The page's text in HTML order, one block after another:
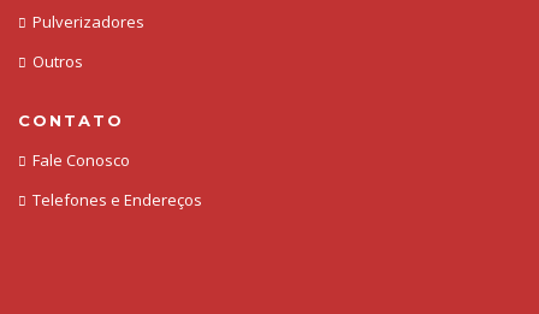
Pulverizadores
Outros
CONTATO
Fale Conosco
Telefones e Endereços